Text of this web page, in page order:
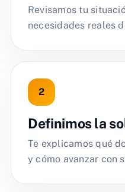
Revisamos tu
necesidades reales
Definimos la
Te explicamos qué
y cómo avanzar con